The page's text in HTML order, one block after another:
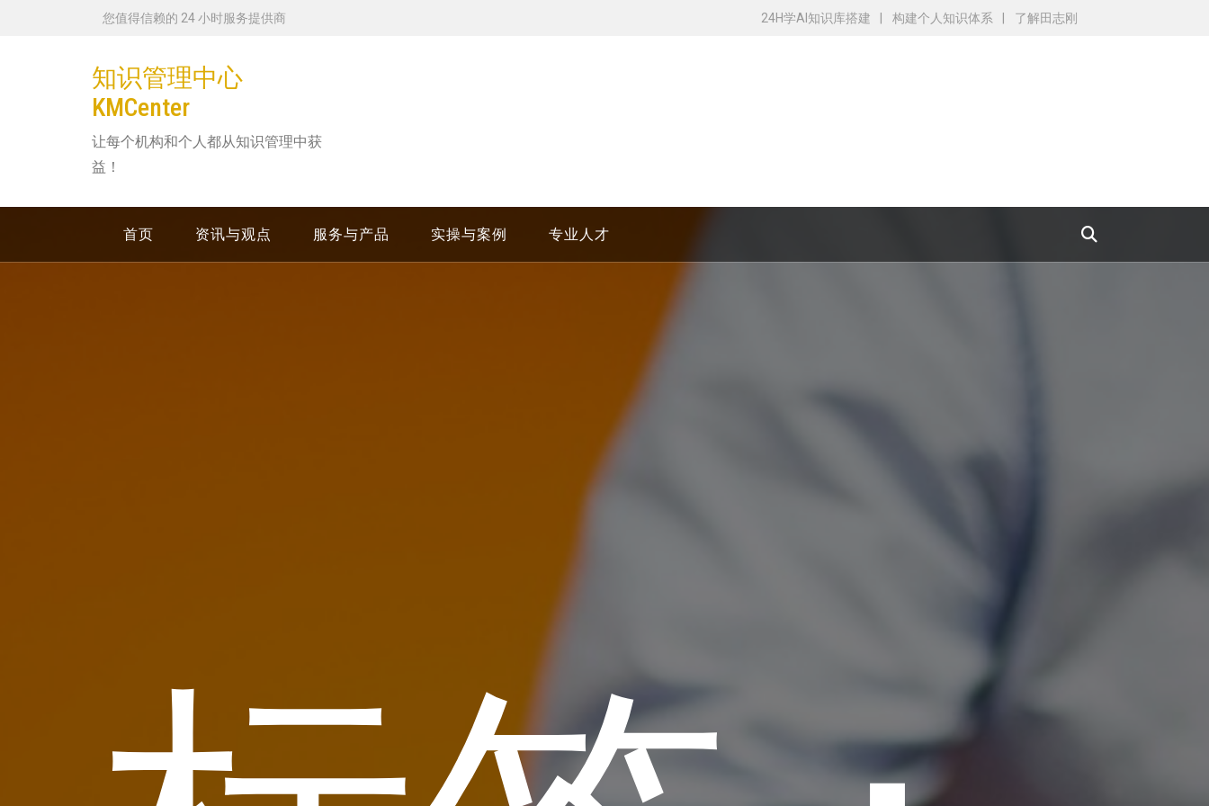
您值得信赖的 24 小时服务提供商 24H学AI知识库搭建 构建个人知识体系 了解田志刚
知识管理中心
KMCenter
让每个机构和个人都从知识管理中获
益！
首页 资讯与观点 服务与产品 实操与案例 专业人才